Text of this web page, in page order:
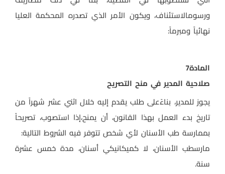
ورسومالاستئناف، ويكون الأمر الذي تصدره المحكمة العليا
نهائياً ومبرماً:
المادة7
صلاحية المدير في منح التصريح
يجوز للمدير، بناءًعلى طلب يقدم إليه خلال اثني عشر شهراً من
تاريخ بدء العمل بهذا القانون، أن يمنح،إذا استصوب، تصريحاً
بممارسة طب الأسنان لأي شخص تتوفر فيه الشروط التالية:
مارسطب الأسنان، لا كميكانيكي أسنان، مدة خمس عشرة
سنة.